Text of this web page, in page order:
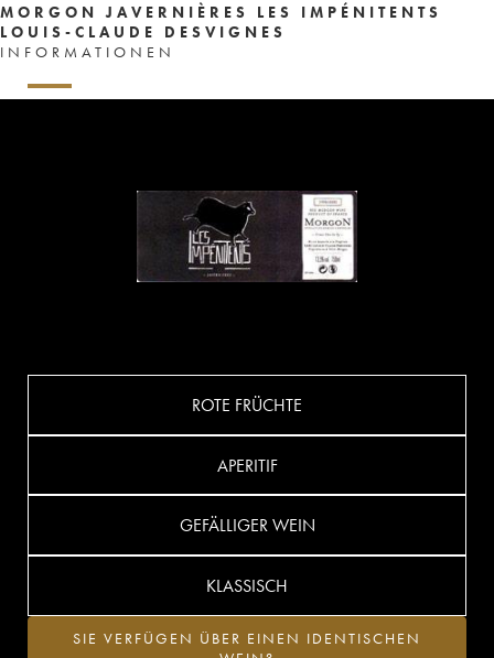
MORGON JAVERNIÈRES LES IMPÉNITENTS
LOUIS-CLAUDE DESVIGNES
INFORMATIONEN
ROTE FRÜCHTE
APERITIF
GEFÄLLIGER WEIN
KLASSISCH
SIE VERFÜGEN ÜBER EINEN IDENTISCHEN